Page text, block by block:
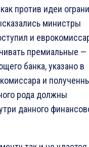
против идеи
министры
и
премиальные —
банка, указано в
и
рода должны
данного